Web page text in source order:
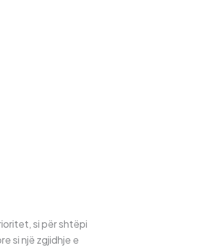
si për shtëpi
si një zgjidhje e